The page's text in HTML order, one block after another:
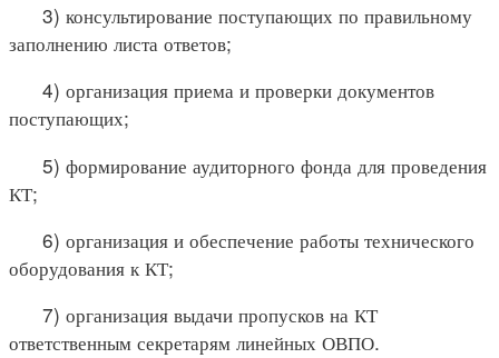
3) консультирование поступающих по правильному
заполнению листа ответов;
4) организация приема и проверки документов
поступающих;
5) формирование аудиторного фонда для проведения
КТ;
6) организация и обеспечение работы технического
оборудования к КТ;
7) организация выдачи пропусков на КТ
ответственным секретарям линейных ОВПО.